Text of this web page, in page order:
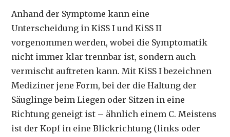
Anhand der Symptome kann eine
Unterscheidung in KiSS I und KiSS II
vorgenommen werden, wobei die Symptomatik
nicht immer klar trennbar ist, sondern auch
vermischt auftreten kann. Mit KiSS I bezeichnen
Mediziner jene Form, bei der die Haltung der
Säuglinge beim Liegen oder Sitzen in eine
Richtung geneigt ist – ähnlich einem C. Meistens
ist der Kopf in eine Blickrichtung (links oder